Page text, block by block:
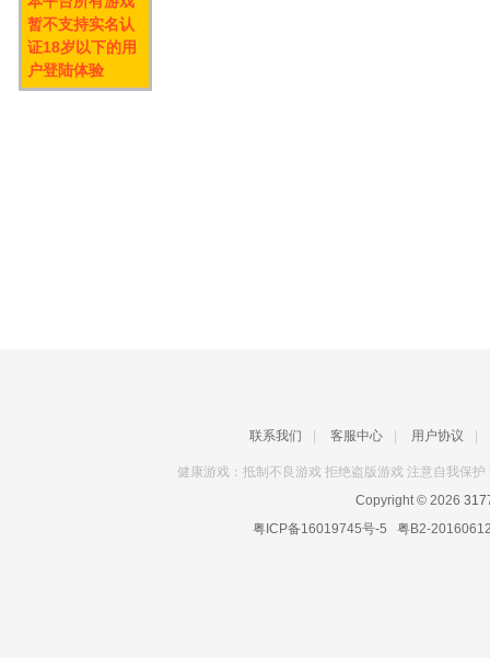
联系我们 客服中心 用户协议
健康游戏：抵制不良游戏 拒绝盗版游戏 注意自我保
Copyright © 2026
粤ICP备16019745号-5 粤B2-
暂不支持实名认
证18岁以下的用
户登陆体验